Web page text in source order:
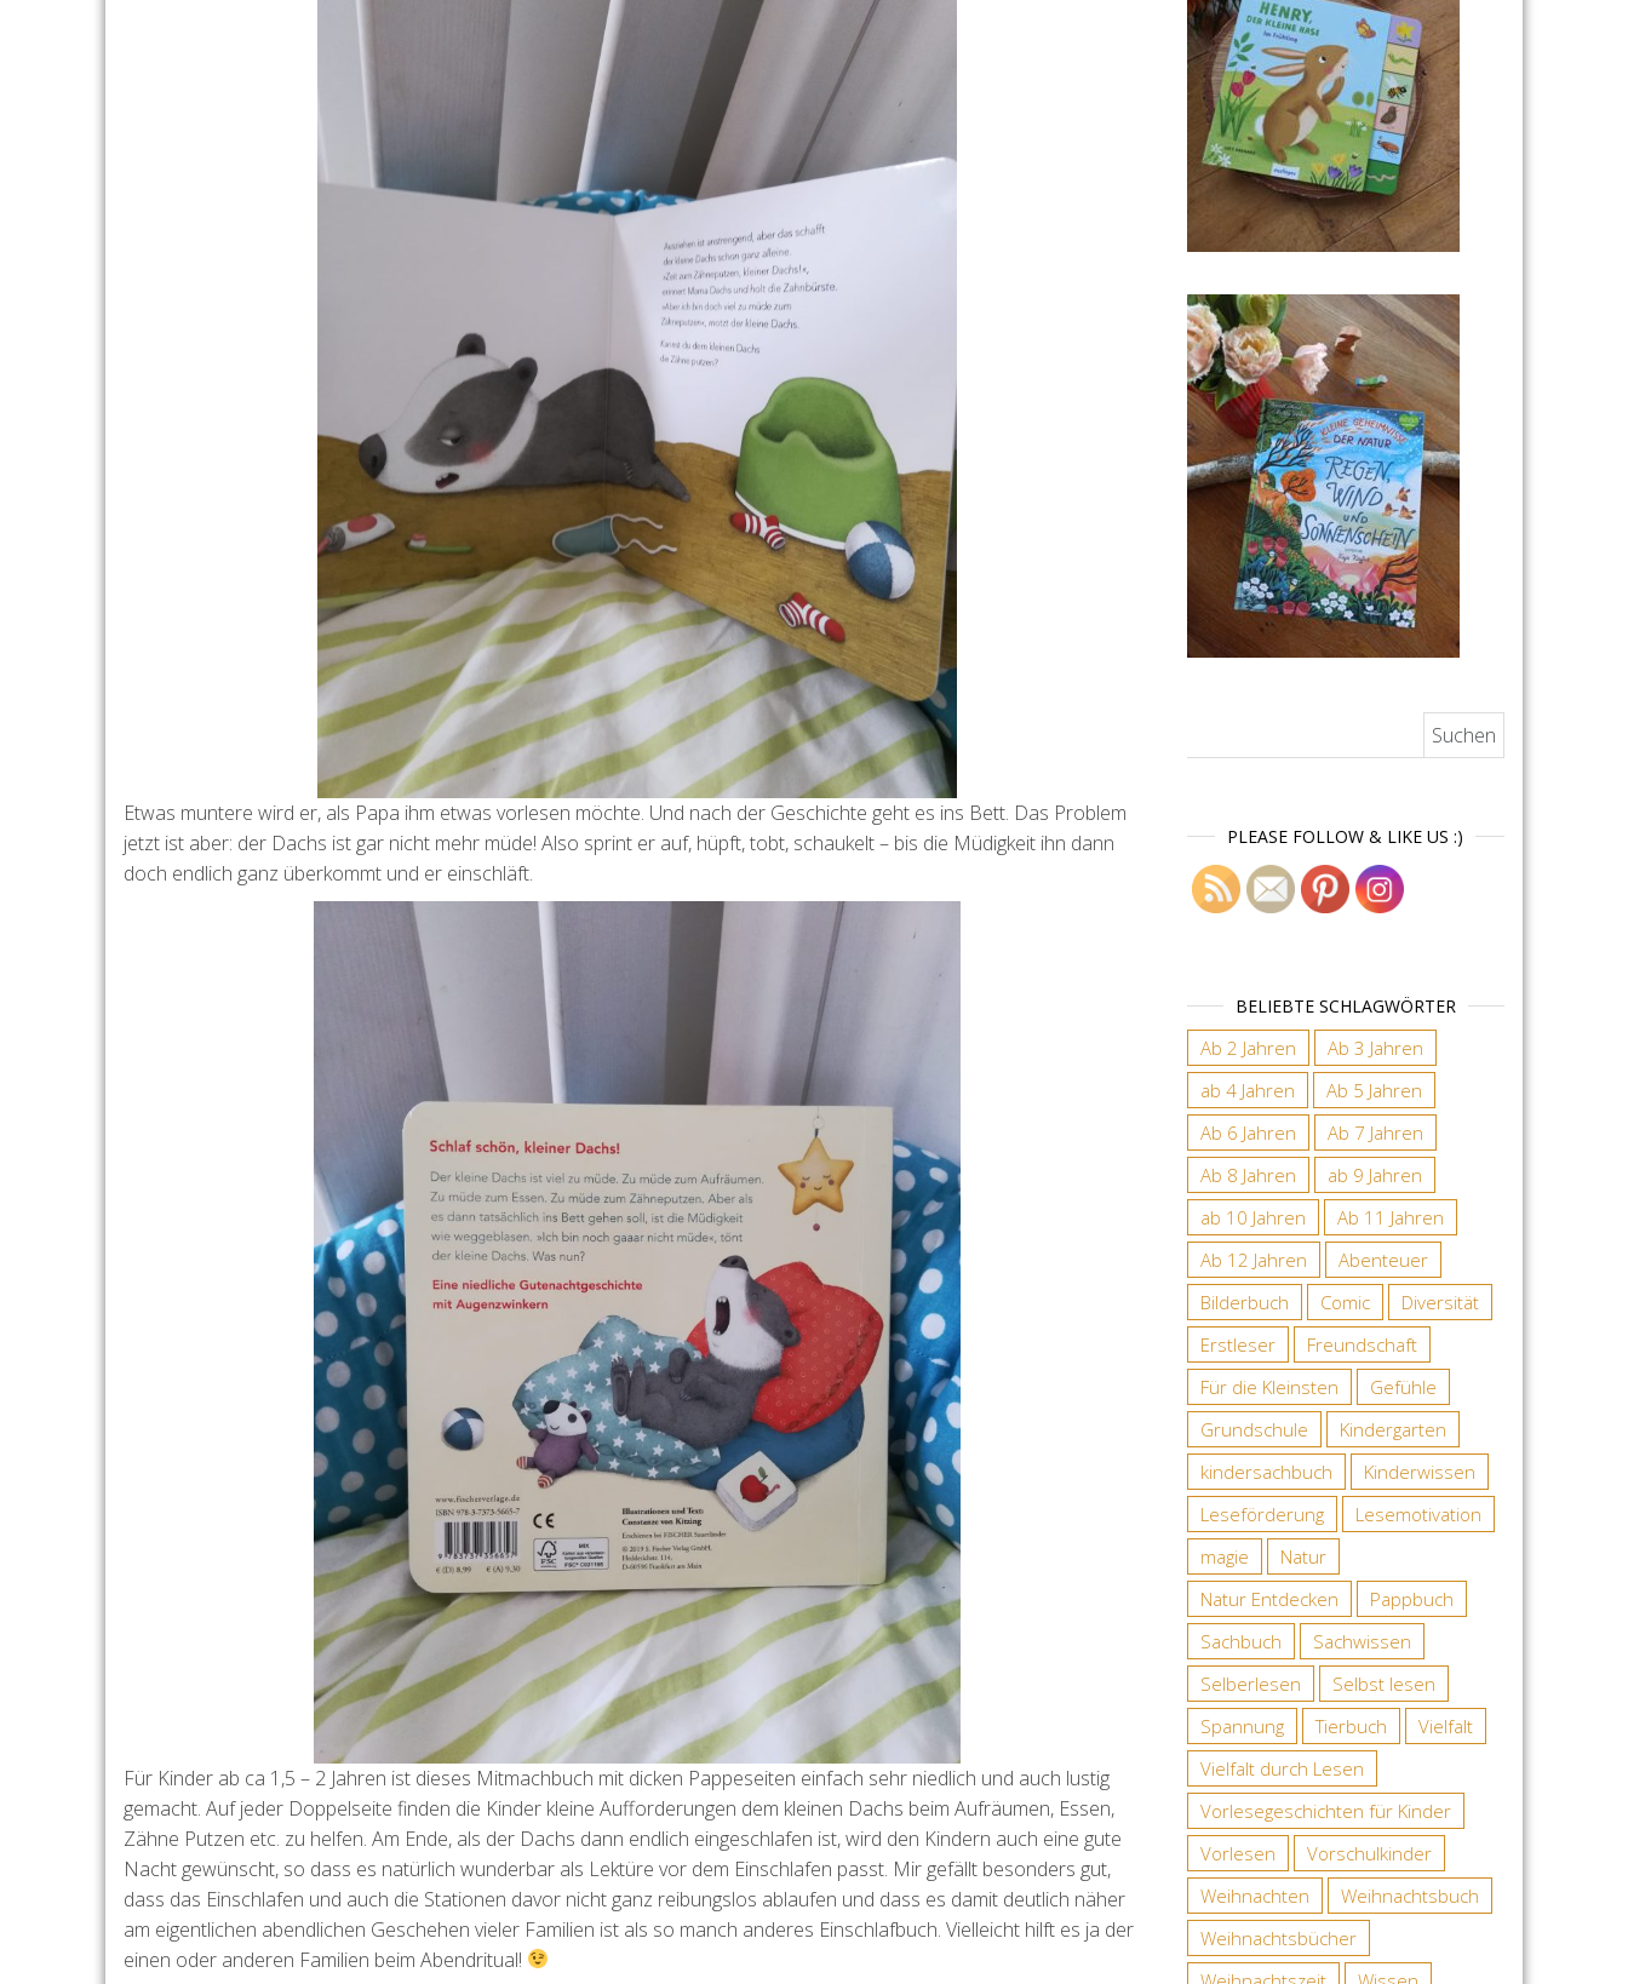
Etwas muntere wird er, als Papa ihm etwas vorlesen möchte. Und nach der Geschichte geht es ins Bett. Das Problem
jetzt ist aber: der Dachs ist gar nicht mehr müde! Also sprint er auf, hüpft, tobt, schaukelt – bis die Müdigkeit ihn dann
doch endlich ganz überkommt und er einschläft.
Für Kinder ab ca 1,5 – 2 Jahren ist dieses Mitmachbuch mit dicken Pappeseiten einfach sehr niedlich und auch lustig
gemacht. Auf jeder Doppelseite finden die Kinder kleine Aufforderungen dem kleinen Dachs beim Aufräumen, Essen,
Zähne Putzen etc. zu helfen. Am Ende, als der Dachs dann endlich eingeschlafen ist, wird den Kindern auch eine gute
Nacht gewünscht, so dass es natürlich wunderbar als Lektüre vor dem Einschlafen passt. Mir gefällt besonders gut,
dass das Einschlafen und auch die Stationen davor nicht ganz reibungslos ablaufen und dass es damit deutlich näher
am eigentlichen abendlichen Geschehen vieler Familien ist als so manch anderes Einschlafbuch. Vielleicht hilft es ja der
einen oder anderen Familien beim Abendritual!
PLEASE FOLLOW & LIKE US :)
BELIEBTE SCHLAGWÖRTER
Ab 2 Jahren
Ab 3 Jahren
ab 4 Jahren
Ab 5 Jahren
Ab 6 Jahren
Ab 7 Jahren
Ab 8 Jahren
ab 9 Jahren
ab 10 Jahren
Ab 11 Jahren
Ab 12 Jahren
Abenteuer
Bilderbuch
Comic
Diversität
Erstleser
Freundschaft
Für die Kleinsten
Gefühle
Grundschule
Kindergarten
kindersachbuch
Kinderwissen
Leseförderung
Lesemotivation
magie
Natur
Natur Entdecken
Pappbuch
Sachbuch
Sachwissen
Selberlesen
Selbst lesen
Spannung
Tierbuch
Vielfalt
Vielfalt durch Lesen
Vorlesegeschichten für Kinder
Vorlesen
Vorschulkinder
Weihnachten
Weihnachtsbuch
Weihnachtsbücher